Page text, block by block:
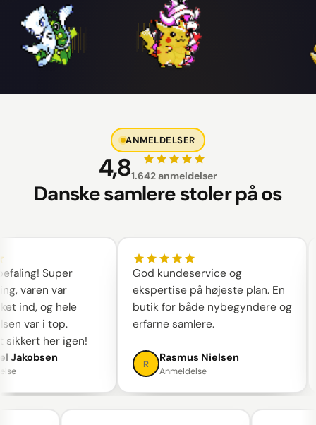
ANMELDELSER
4,81.642 anmeldelser
Danske samlere stoler på os
Super
varen var
ind, og hele
var i top.
her igen!
Jakobsen
God kundeservice og
ekspertise på højeste plan. En
butik for både nybegyndere og
erfarne samlere.
Rasmus Nielsen
Anmeldelse